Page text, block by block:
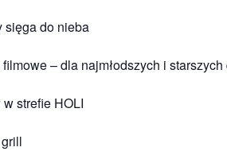
sięga do nieba
– dla najmłodszych i
strefie HOLI